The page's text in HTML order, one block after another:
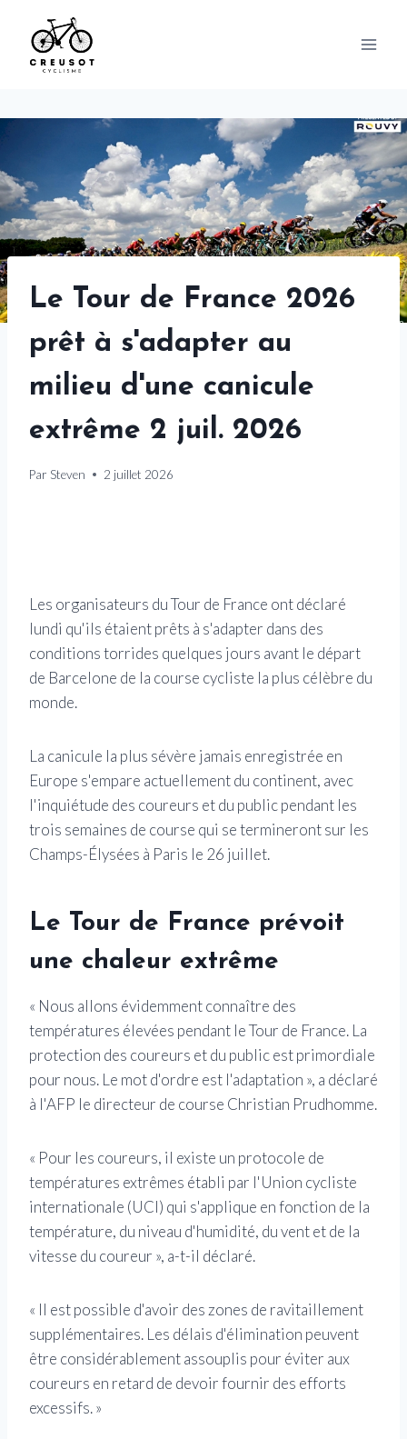
content
Le Tour de France 2026
prêt à s'adapter au
milieu d'une canicule
extrême 2 juil. 2026
Par Steven 2 juillet 2026
Les organisateurs du Tour de France ont déclaré
lundi qu'ils étaient prêts à s'adapter dans des
conditions torrides quelques jours avant le départ
de Barcelone de la course cycliste la plus célèbre du
monde.
La canicule la plus sévère jamais enregistrée en
Europe s'empare actuellement du continent, avec
l'inquiétude des coureurs et du public pendant les
trois semaines de course qui se termineront sur les
Champs-Élysées à Paris le 26 juillet.
Le Tour de France prévoit
une chaleur extrême
« Nous allons évidemment connaître des
températures élevées pendant le Tour de France. La
protection des coureurs et du public est primordiale
pour nous. Le mot d'ordre est l'adaptation », a déclaré
à l'AFP le directeur de course Christian Prudhomme.
« Pour les coureurs, il existe un protocole de
températures extrêmes établi par l'Union cycliste
internationale (UCI) qui s'applique en fonction de la
température, du niveau d'humidité, du vent et de la
vitesse du coureur », a-t-il déclaré.
« Il est possible d'avoir des zones de ravitaillement
supplémentaires. Les délais d'élimination peuvent
être considérablement assouplis pour éviter aux
coureurs en retard de devoir fournir des efforts
excessifs. »